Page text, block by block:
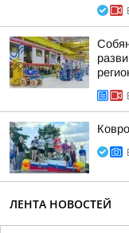
ЛЕНТА НОВОСТЕЙ